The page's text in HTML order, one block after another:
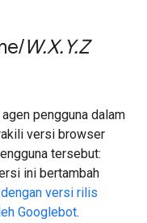
/W.X.Y.Z
pengguna dalam
versi browser
tersebut:
ini bertambah
versi rilis
Googlebot.